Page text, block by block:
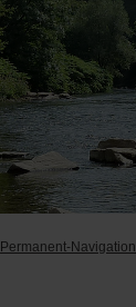
Permanent-Navigation